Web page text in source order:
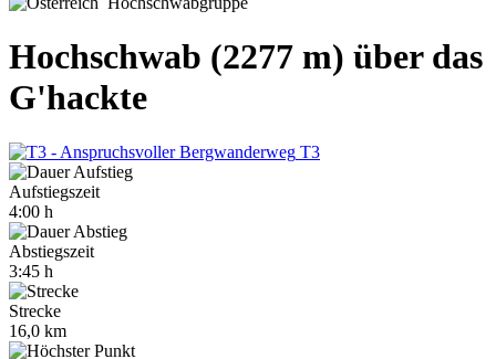
Hochschwab (2277 m) über das
G'hackte
T3
Aufstiegszeit
4:00 h
Abstiegszeit
3:45 h
Strecke
16,0 km